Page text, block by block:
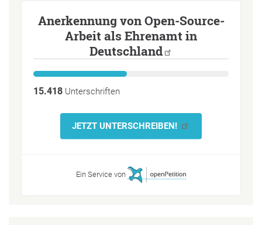
Anerkennung von Open-Source-
Arbeit als Ehrenamt in
Deutschland
15.418 Unterschriften
JETZT UNTERSCHREIBEN!
Ein Service von